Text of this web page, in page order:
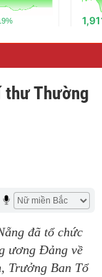
thư Thường
đã tổ chức
ương Đảng về
Trưởng Ban Tổ